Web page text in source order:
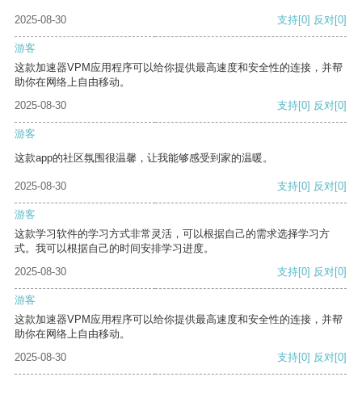
2025-08-30 支持[0] 反对[0]
游客
这款加速器VPM应用程序可以给你提供最高速度和安全性的连接，并帮
助你在网络上自由移动。
2025-08-30
支持[0] 反对[0]
游客
这款app的社区氛围很温馨，让我能够感受到家的温暖。
2025-08-30 支持[0] 反对[0]
游客
这款学习软件的学习方式非常灵活，可以根据自己的需求选择学习方
式。我可以根据自己的时间安排学习进度。
2025-08-30
支持[0] 反对[0]
游客
这款加速器VPM应用程序可以给你提供最高速度和安全性的连接，并帮
助你在网络上自由移动。
2025-08-30
支持[0] 反对[0]